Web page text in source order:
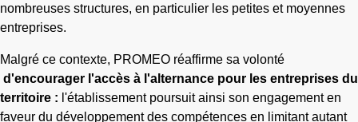
nombreuses structures, en particulier les petites et moyennes
entreprises.
Malgré ce contexte, PROMEO réaffirme sa volonté
d'encourager l'accès à l'alternance pour les entreprises du
territoire : l'établissement poursuit ainsi son engagement en
faveur du développement des compétences en limitant autant